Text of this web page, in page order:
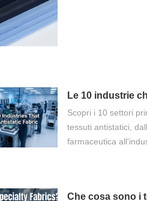
Scopri i 10 settori
tessuti antistatici,
farmaceutica
Che cosa sono i